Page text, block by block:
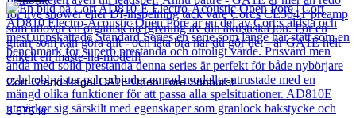
Cort Grand Regal GA1E Open Pore Sunburst
3 575kr